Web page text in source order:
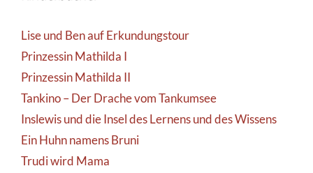
Lise und Ben auf Erkundungstour
Prinzessin Mathilda I
Prinzessin Mathilda II
Tankino – Der Drache vom Tankumsee
Inslewis und die Insel des Lernens und des Wissens
Ein Huhn namens Bruni
Trudi wird Mama